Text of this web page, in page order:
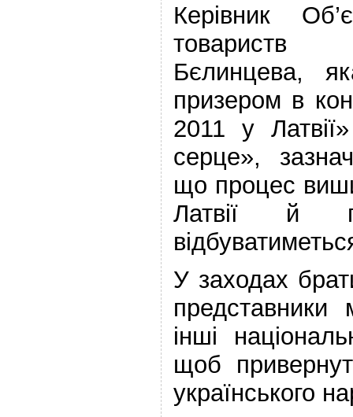
Керівник
товариств
Бєлинцева,
призером в
2011 у
серце»,
що процес
Латвії й
У заходах
представники
інші
щоб
українського